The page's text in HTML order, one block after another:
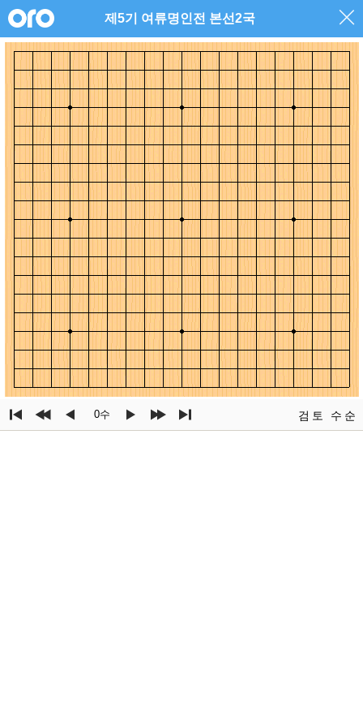
제5기 여류명인전 본선2국
0수 검토 수순